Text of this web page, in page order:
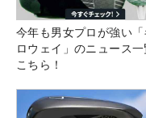
今年も男女プロが強い「
ロウェイ」のニュース
こちら！